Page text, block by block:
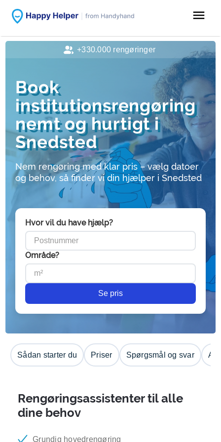
menu
Book
institutionsrengøring
nemt og hurtigt i
Snedsted
Nem rengøring med klar pris – vælg datoer
og behov, så finder vi din hjælper i Snedsted
Hvor vil du have hjælp?
Område?
Se pris
Sådan starter du Priser Spørgsmål og svar
Rengøringsassistenter til alle
dine behov
Grundig hovedrengøring
+330.000 rengøringer